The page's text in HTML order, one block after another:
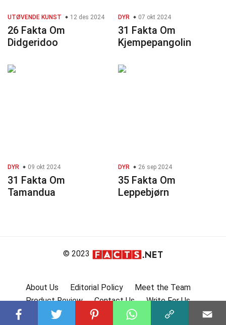
UTØVENDE KUNST 12 des 2024
26 Fakta Om
Didgeridoo
DYR 07 okt 2024
31 Fakta Om
Kjempepangolin
DYR 09 okt 2024
31 Fakta Om
Tamandua
DYR 26 sep 2024
35 Fakta Om
Leppebjørn
© 2023
About Us Editorial Policy
Meet the Team
Product Review
Contact Us
Write For Us
Affiliate Disclosure
DMCA Terms
Privacy Policy